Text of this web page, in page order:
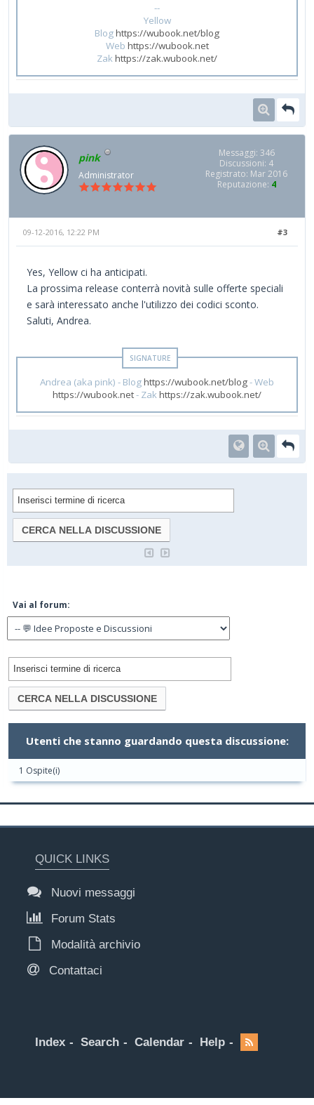
--
Yellow
Bloghttps://wubook.net/blog
Web https://wubook.net
Zakhttps://zak.wubook.net/
pink
Administrator
Messaggi: 346
Discussioni: 4
Registrato: Mar 2016
Reputazione: 4
#3
09-12-2016, 12:22 PM
Yes, Yellow ci ha anticipati.
La prossima release conterrà novità sulle offerte speciali
e sarà interessato anche l'utilizzo dei codici sconto.
Saluti, Andrea.
Andrea (aka pink) - Bloghttps://wubook.net/blog- Web
https://wubook.net- Zakhttps://zak.wubook.net/
Vai al forum:
Utenti che stanno guardando questa discussione:
1 Ospite(i)
QUICK LINKS
Nuovi messaggi
Forum Stats
Modalità archivio
Contattaci
Index Search Calendar Help